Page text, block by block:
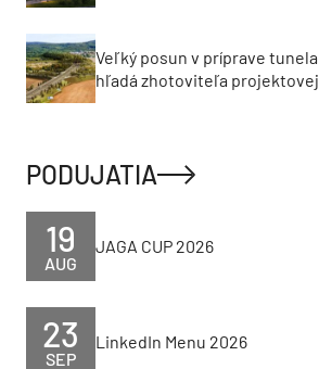
Veľký posun v príprave
hľadá zhotoviteľa
PODUJATIA
AUG
19 JAGA CUP 2026
SEP
23 LinkedIn Menu 2026